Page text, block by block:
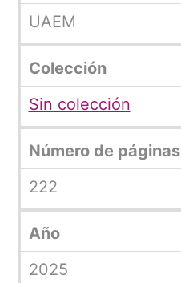
UAEM
Colección
Sin colección
Número de páginas
222
Año
2025